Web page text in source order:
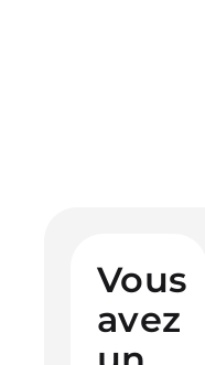
Vous
avez